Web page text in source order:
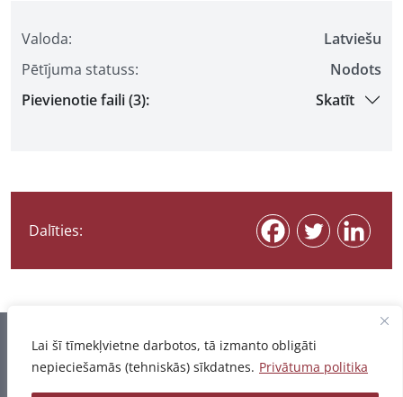
Lai šī tīmekļvietne darbotos, tā izmanto obligāti
nepieciešamās (tehniskās) sīkdatnes. Privātuma politika
Valoda:
Latviešu
Pētījuma statuss:
Nodots
Pievienotie faili (3):
Skatīt
Dalīties:
Informācija pēdējo reizi atjaunota 06.08.2026